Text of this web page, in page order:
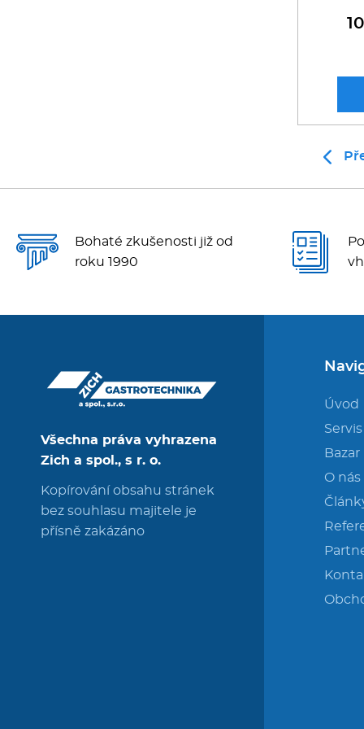
Bohaté zkušenosti již od
roku 1990
Všechna práva vyhrazena
Zich a spol., s r. o.
Kopírování obsahu stránek
bez souhlasu majitele je
přísně zakázáno
Úvod
Servis
Bazar
O nás